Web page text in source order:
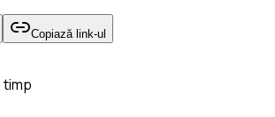
Copiază link-ul